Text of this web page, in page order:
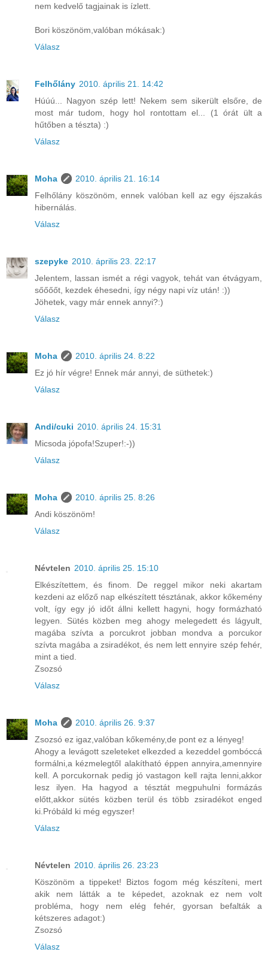
nem kedvelő tagjainak is ízlett.
Bori köszönöm,valóban mókásak:)
Válasz
Felhőlány 2010. április 21. 14:42
Húúú... Nagyon szép lett! Nekem sem sikerült elsőre, de
most már tudom, hogy hol rontottam el... (1 órát ült a
hűtőben a tészta) :)
Válasz
Moha
2010. április 21. 16:14
Felhőlány köszönöm, ennek valóban kell az egy éjszakás
hibernálás.
Válasz
szepyke 2010. április 23. 22:17
Jelentem, lassan ismét a régi vagyok, tehát van étvágyam,
sőőőőt, kezdek éhesedni, így négy napi víz után! :))
Jöhetek, vagy már ennek annyi?:)
Válasz
Moha
2010. április 24. 8:22
Ez jó hír végre! Ennek már annyi, de süthetek:)
Válasz
Andi/cuki 2010. április 24. 15:31
Micsoda jópofa!Szuper!:-))
Válasz
Moha
2010. április 25. 8:26
Andi köszönöm!
Válasz
Névtelen 2010. április 25. 15:10
Elkészítettem, és finom. De reggel mikor neki akartam
kezdeni az előző nap elkészített tésztának, akkor kőkemény
volt, így egy jó időt állni kellett hagyni, hogy formázható
legyen. Sütés közben meg ahogy melegedett és lágyult,
magába szívta a porcukrot jobban mondva a porcukor
szívta magába a zsiradékot, és nem lett ennyire szép fehér,
mint a tied.
Zsozsó
Válasz
Moha
2010. április 26. 9:37
Zsozsó ez igaz,valóban kőkemény,de pont ez a lényeg!
Ahogy a levágott szeleteket elkezded a kezeddel gombóccá
formálni,a kézmelegtől alakítható éppen annyira,amennyire
kell. A porcukornak pedig jó vastagon kell rajta lenni,akkor
lesz ilyen. Ha hagyod a tésztát megpuhulni formázás
előtt,akkor sütés közben terül és több zsiradékot enged
ki.Próbáld ki még egyszer!
Válasz
Névtelen 2010. április 26. 23:23
Köszönöm a tippeket! Biztos fogom még készíteni, mert
akik nem látták a te képedet, azoknak ez nem volt
probléma, hogy nem elég fehér, gyorsan befalták a
kétszeres adagot:)
Zsozsó
Válasz